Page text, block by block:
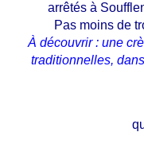
arrêtés à
Pas moins de
À découvrir : une
traditionnelles,